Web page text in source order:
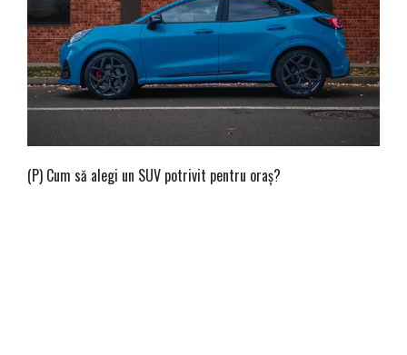
(P) Cum să alegi un SUV potrivit pentru oraș?